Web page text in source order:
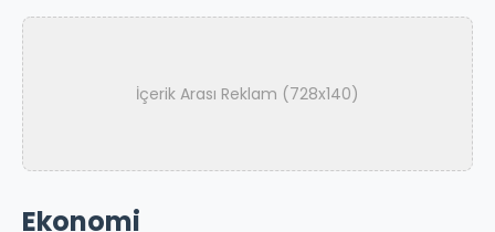
İçerik Arası Reklam (728x140)
Ekonomi